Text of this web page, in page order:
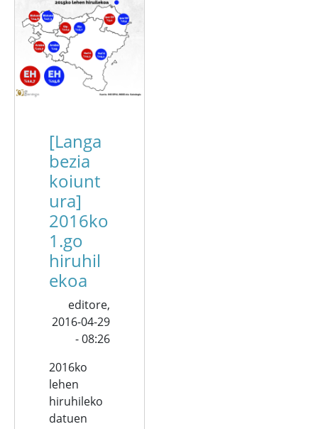
[Langa
bezia
koiunt
ura]
2016ko
1.go
hiruhil
ekoa
editore,
2016-04-29
- 08:26
2016ko
lehen
hiruhileko
datuen